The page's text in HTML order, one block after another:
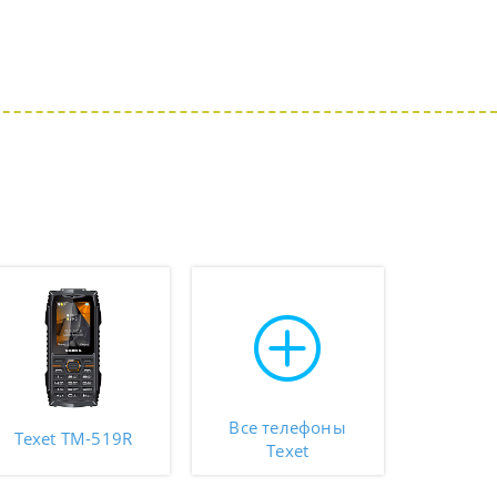
Texet TM-519R
Все телефоны
Texet